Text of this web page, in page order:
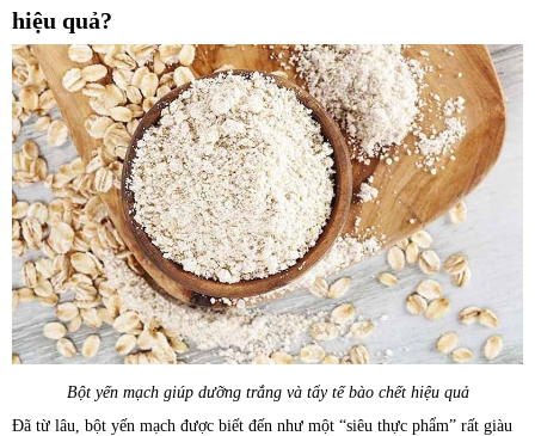
hiệu quả?
Bột yến mạch giúp dưỡng trắng và tẩy tế bào chết hiệu quả
Đã từ lâu, bột yến mạch được biết đến như một “siêu thực phẩm” rất giàu